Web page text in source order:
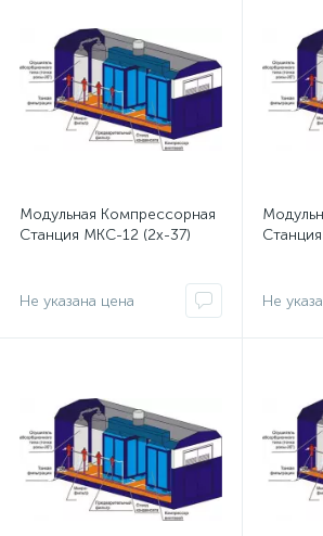
Модульная Компрессорная
Станция МКС-12 (2x-37)
Не указана цена Не